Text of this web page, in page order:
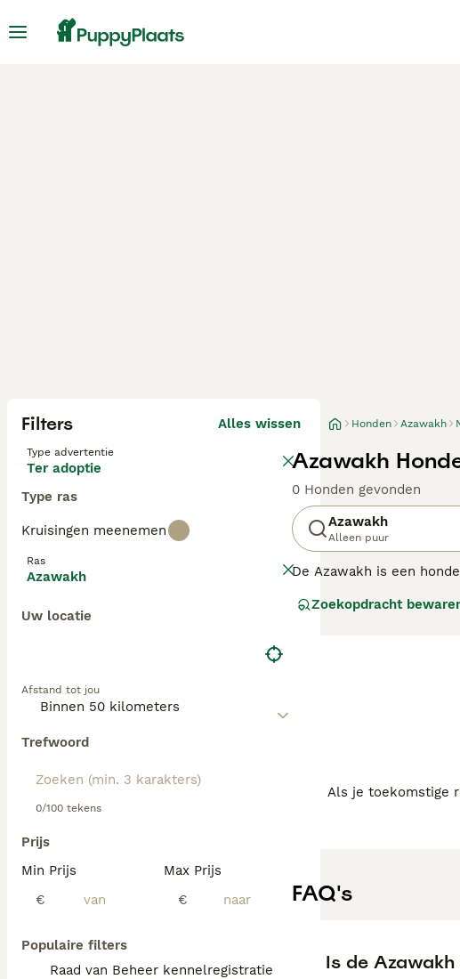
Filters Alles wissen
Type advertentie
Ter adoptie
Type ras
Kruisingen meenemen
Ras
Azawakh
Uw locatie
Afstand tot jou
Trefwoord
0/100 tekens
Prijs
Min Prijs
€
Max Prijs
€
Populaire filters
Raad van Beheer kennelregistratie
Honden Azawakh
Azawakh
0 Honden gevonden
Azawakh
Alleen puur
De Azawakh is een
Zoekopdracht
Als je toekomstige
FAQ's
Is de